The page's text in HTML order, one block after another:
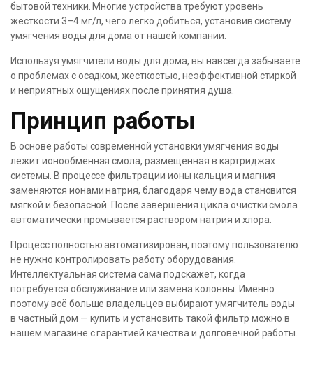
бытовой техники. Многие устройства требуют уровень
жесткости 3–4 мг/л, чего легко добиться, установив систему
умягчения воды для дома от нашей компании.
Используя умягчители воды для дома, вы навсегда забываете
о проблемах с осадком, жесткостью, неэффективной стиркой
и неприятных ощущениях после принятия душа.
Принцип работы
В основе работы современной установки умягчения воды
лежит ионообменная смола, размещенная в картриджах
системы. В процессе фильтрации ионы кальция и магния
заменяются ионами натрия, благодаря чему вода становится
мягкой и безопасной. После завершения цикла очистки смола
автоматически промывается раствором натрия и хлора.
Процесс полностью автоматизирован, поэтому пользователю
не нужно контролировать работу оборудования.
Интеллектуальная система сама подскажет, когда
потребуется обслуживание или замена колонны. Именно
поэтому всё больше владельцев выбирают умягчитель воды
в частный дом — купить и установить такой фильтр можно в
нашем магазине с гарантией качества и долговечной работы.